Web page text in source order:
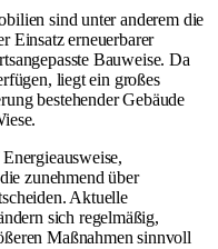
sind unter anderem die
Einsatz erneuerbarer
Bauweise. Da
liegt ein großes
bestehender Gebäude
zunehmend über
Aktuelle
sich regelmäßig,
Maßnahmen sinnvoll